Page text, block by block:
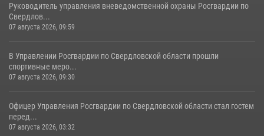
Руководитель управления вневедомственной охраны Росгвардии по
Свердлов...
07 августа 2026, 09:59
В Управлении Росгвардии по Свердловской области прошли
спортивные меро...
07 августа 2026, 09:30
Офицер Управления Росгвардии по Свердловской области стал гостем
перед...
07 августа 2026, 03:32